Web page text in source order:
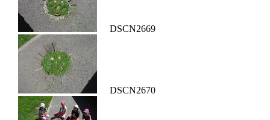
DSCN2669
DSCN2670